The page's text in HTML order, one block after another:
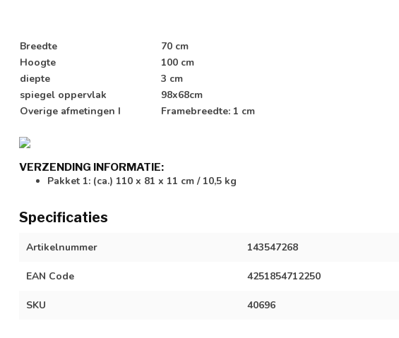
Breedte
70 cm
Hoogte
100 cm
diepte
3 cm
spiegel oppervlak
98x68cm
Overige afmetingen I
Framebreedte: 1 cm
VERZENDING INFORMATIE:
Pakket 1: (ca.) 110 x 81 x 11 cm / 10,5 kg
Specificaties
Artikelnummer 143547268
EAN Code 4251854712250
SKU 40696